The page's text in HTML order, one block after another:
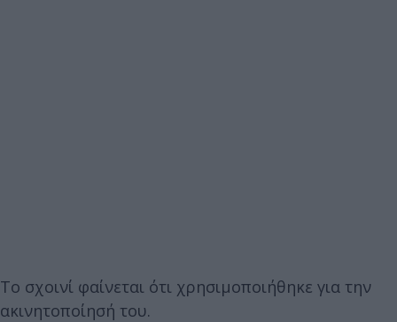
Το σχοινί φαίνεται ότι χρησιμοποιήθηκε για την
ακινητοποίησή του.